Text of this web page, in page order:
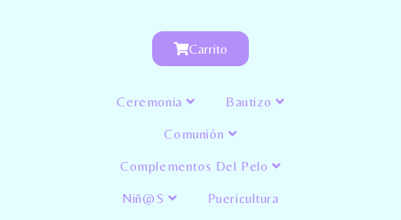
Carrito
Ceremonia Bautizo
Comunión
Complementos Del Pelo
Niñ@s Puericultura